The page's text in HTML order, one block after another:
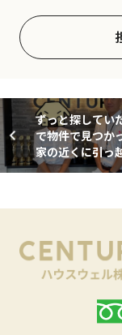
ずっと探してい
で物件で見つか
家の近くに引っ